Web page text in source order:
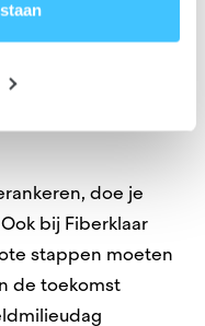
doe je
bij Fiberklaar
stappen moeten
de toekomst